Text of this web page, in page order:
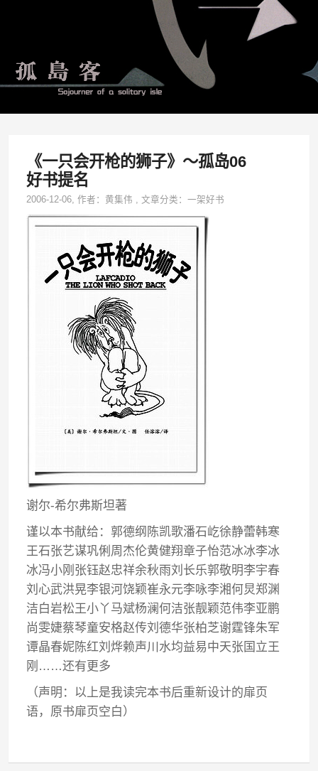
《一只会开枪的狮子》～孤岛06
好书提名
2006-12-06, 作者：黄集伟 ,文章分类：一架好书
谢尔-希尔弗斯坦著
谨以本书献给：郭德纲陈凯歌潘石屹徐静蕾韩寒
王石张艺谋巩俐周杰伦黄健翔章子怡范冰冰李冰
冰冯小刚张钰赵忠祥余秋雨刘长乐郭敬明李宇春
刘心武洪晃李银河饶颖崔永元李咏李湘何炅郑渊
洁白岩松王小丫马斌杨澜何洁张靓颖范伟李亚鹏
尚雯婕蔡琴童安格赵传刘德华张柏芝谢霆锋朱军
谭晶春妮陈红刘烨赖声川水均益易中天张国立王
刚……还有更多
（声明：以上是我读完本书后重新设计的扉页
语，原书扉页空白）